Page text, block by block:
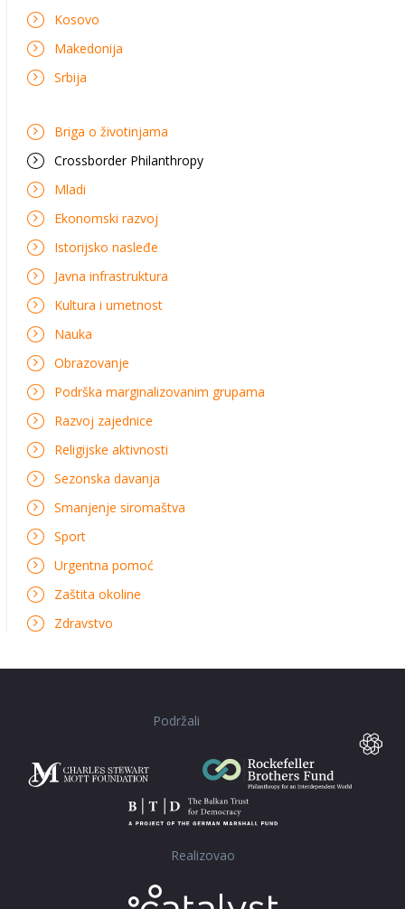
Kosovo
Makedonija
Srbija
Briga o životinjama
Crossborder Philanthropy
Mladi
Ekonomski razvoj
Istorijsko nasleđe
Javna infrastruktura
Kultura i umetnost
Nauka
Obrazovanje
Podrška marginalizovanim grupama
Razvoj zajednice
Religijske aktivnosti
Sezonska davanja
Smanjenje siromaštva
Sport
Urgentna pomoć
Zaštita okoline
Zdravstvo
Podržali
Realizovao